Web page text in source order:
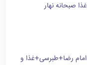
صبحانه نهار
رضا+طبرسی+غذا و